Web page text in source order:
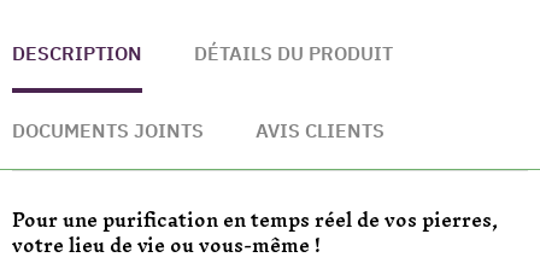
DESCRIPTION DÉTAILS DU PRODUIT
DOCUMENTS JOINTS AVIS CLIENTS
Pour une purification en temps réel de vos pierres,
votre lieu de vie ou vous-même !